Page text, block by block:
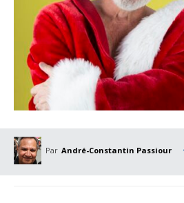
Par André-Constantin Passiour